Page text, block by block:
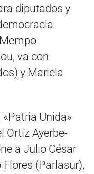
diputados y
va con
y Mariela
Unida»
Ortiz Ayerbe-
a Julio César
Flores (Parlasur),